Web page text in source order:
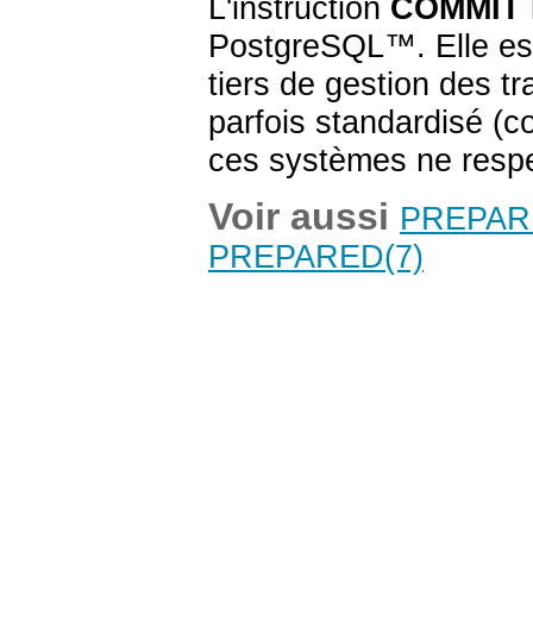
L'instruction COMMIT
PostgreSQL™. Elle
tiers de gestion des
parfois standardisé
ces systèmes ne
Voir aussi
PREPARED(7)